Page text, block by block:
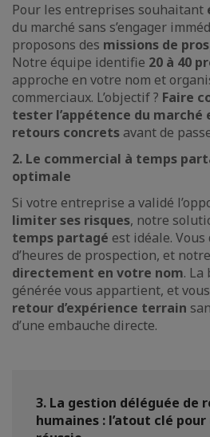
Pour les entreprises souhaitant
du marché sans s’engager
proposons des missions de
Notre équipe identifie 20 à 40
approche en votre nom et
commerciaux. L’objectif ? Faire
tester l’appétence du marché
retours concrets avant de
2. Le commercial à temps
optimale
Si votre entreprise a validé
limiter ses risques, notre
temps partagé est idéale.
d’heures de prospection, et
directement en votre nom. La
générée vous appartient, et
retour d’expérience terrain
d’une embauche directe.
3. La gestion déléguée de
humaines : l’atout clé